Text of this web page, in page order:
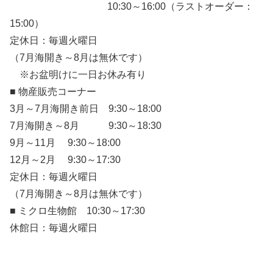
10:30～16:00（ラストオーダー：
15:00）
定休日：毎週火曜日
（7月海開き～8月は無休です）
※お盆明けに一日お休み有り
■ 物産販売コーナー
3月～7月海開き前日 9:30～18:00
7月海開き～8月 9:30～18:30
9月～11月 9:30～18:00
12月～2月 9:30～17:30
定休日：毎週火曜日
（7月海開き～8月は無休です）
■ ミクロ生物館 10:30～17:30
休館日：毎週火曜日